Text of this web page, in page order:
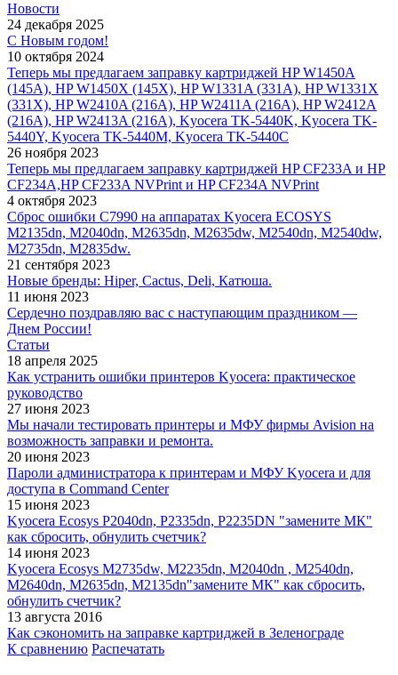
Новости
24 декабря 2025
С Новым годом!
10 октября 2024
Теперь мы предлагаем заправку картриджей HP W1450A
(145A), HP W1450X (145X), HP W1331A (331A), HP W1331X
(331X), HP W2410A (216A), HP W2411A (216A), HP W2412A
(216A), HP W2413A (216A), Kyocera TK-5440K, Kyocera TK-
5440Y, Kyocera TK-5440M, Kyocera TK-5440C
26 ноября 2023
Теперь мы предлагаем заправку картриджей HP CF233A и HP
CF234A,HP CF233A NVPrint и HP CF234A NVPrint
4 октября 2023
Сброс ошибки С7990 на аппаратах Kyocera ECOSYS
M2135dn, M2040dn, M2635dn, M2635dw, M2540dn, M2540dw,
M2735dn, M2835dw.
21 сентября 2023
Новые бренды: Hiper, Cactus, Deli, Катюша.
11 июня 2023
Сердечно поздравляю вас с наступающим праздником —
Днем России!
Статьи
18 апреля 2025
Как устранить ошибки принтеров Kyocera: практическое
руководство
27 июня 2023
Мы начали тестировать принтеры и МФУ фирмы Avision на
возможность заправки и ремонта.
20 июня 2023
Пароли администратора к принтерам и МФУ Kyocera и для
доступа в Command Center
15 июня 2023
Kyocera Ecosys P2040dn, P2335dn, P2235DN "замените МК"
как сбросить, обнулить счетчик?
14 июня 2023
Kyocera Ecosys M2735dw, M2235dn, M2040dn , M2540dn,
M2640dn, M2635dn, M2135dn"замените МК" как сбросить,
обнулить счетчик?
13 августа 2016
Как сэкономить на заправке картриджей в Зеленограде
К сравнению Распечатать